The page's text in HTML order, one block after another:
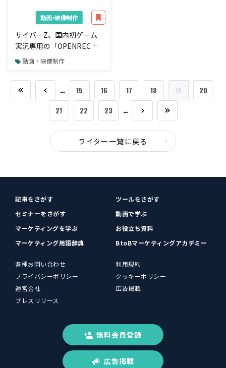
動画・映像制作
サイバーZ、国内初ゲーム
実況専用の「OPENREC
STUDIO」をオープン
動画・映像制作
… 15 16 17 18 19
20
21
22 23 …
ライター一覧に戻る
記事をさがす
ツールをさがす
セミナーをさがす
動画で学ぶ
マーケティングを学ぶ
お役立ち資料
マーケティング用語辞典
BtoBマーケティングアカデミー
各種お問い合わせ
利用規約
プライバシーポリシー
クッキーポリシー
運営会社
広告掲載
プレスリリース
無料会員登録
広告掲載